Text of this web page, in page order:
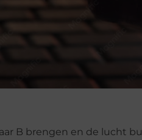
B brengen en de lucht